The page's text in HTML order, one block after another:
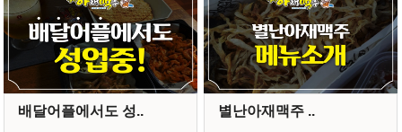
배달어플에서도 성.. 별난아재맥주 ..